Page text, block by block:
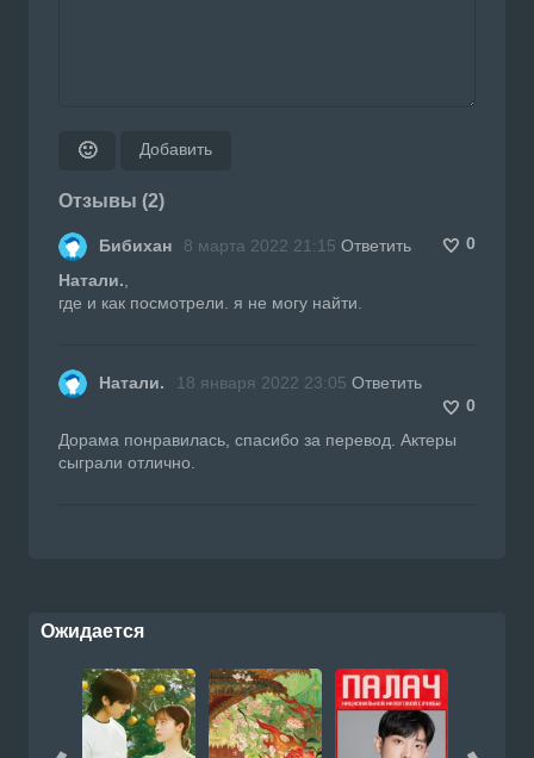
🙂 Добавить
Отзывы (2)
Бибихан 8 марта 2022 21:15 Ответить
0
Натали.
где и как посмотрели. я не могу найти.
Натали. 18 января 2022 23:05 Ответить
0
Дорама понравилась, спасибо за перевод. Актеры
сыграли отлично.
Ожидается